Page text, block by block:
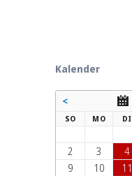
Kalender
<
SO NNTAG
MONTAGDI
2
3 4
9
10 11